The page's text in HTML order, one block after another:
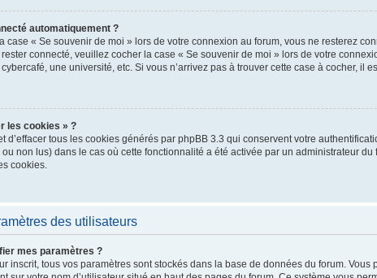
automatiquement ?
case « Se souvenir de moi » lors de votre connexion au forum, vous ne resterez
rester connecté, veuillez cocher la case « Se souvenir de moi » lors de votre
une université, etc. Si vous n’arrivez pas à trouver cette case à cocher, il
les cookies » ?
d’effacer tous les cookies générés par phpBB 3.3 qui conservent votre
ou non lus) dans le cas où cette fonctionnalité a été activée par un administrateur
cookies.
des utilisateurs
mes paramètres ?
inscrit, tous vos paramètres sont stockés dans la base de données du forum.